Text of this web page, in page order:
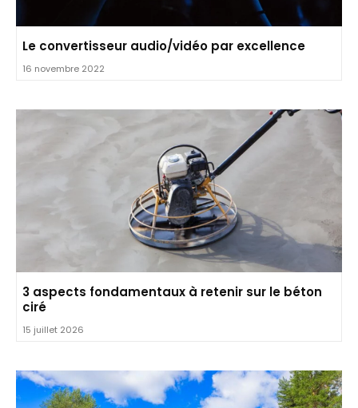
Le convertisseur audio/vidéo par excellence
16 novembre 2022
3 aspects fondamentaux à retenir sur le béton
ciré
15 juillet 2026